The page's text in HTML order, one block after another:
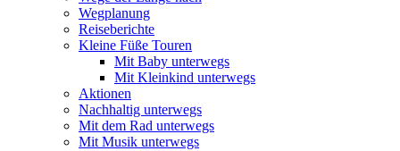
Wegplanung
Reiseberichte
Kleine Füße Touren
Mit Baby unterwegs
Mit Kleinkind unterwegs
Aktionen
Nachhaltig unterwegs
Mit dem Rad unterwegs
Mit Musik unterwegs